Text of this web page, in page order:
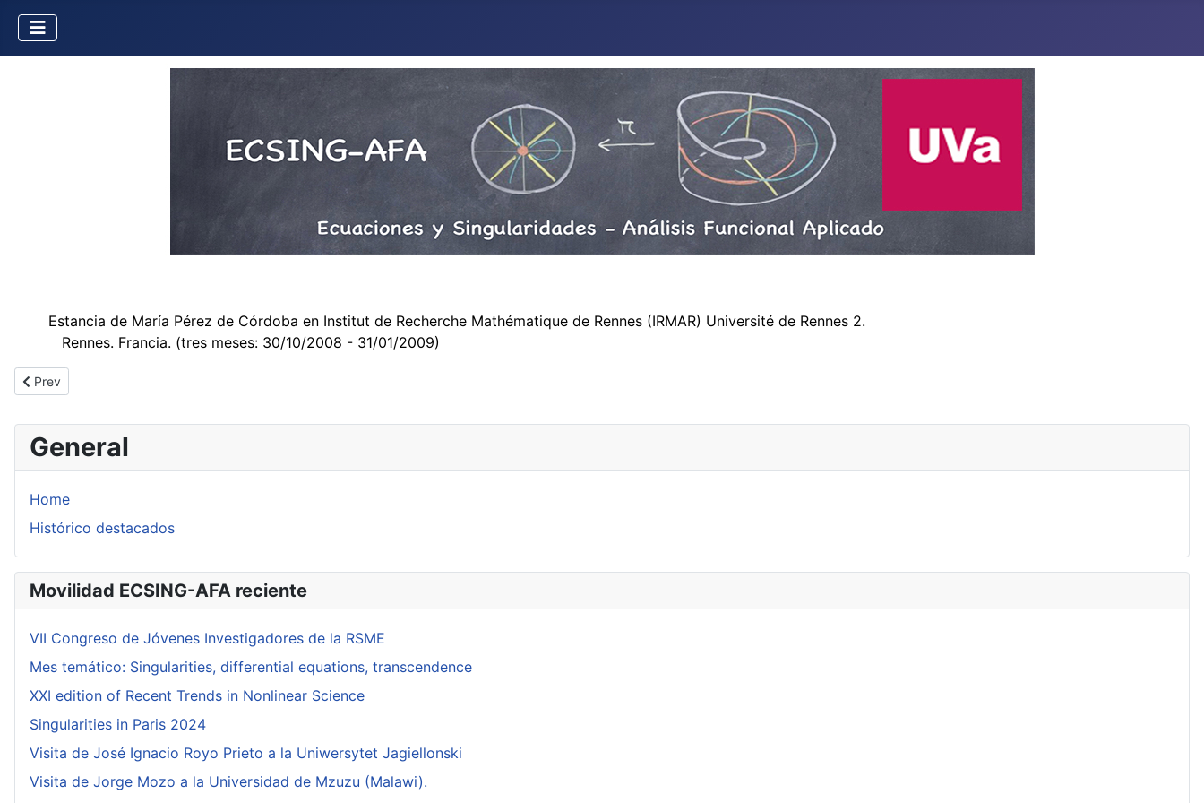
General
Home
Histórico destacados
Movilidad ECSING-AFA reciente
VII Congreso de Jóvenes Investigadores de la RSME
Mes temático: Singularities, differential equations, transcendence
XXI edition of Recent Trends in Nonlinear Science
Singularities in Paris 2024
Visita de José Ignacio Royo Prieto a la Uniwersytet Jagiellonski
Visita de Jorge Mozo a la Universidad de Mzuzu (Malawi).
Estancia de María Pérez de Córdoba en Institut de Recherche Mathématique de Rennes (IRMAR) Université de Rennes 2.
Rennes. Francia. (tres meses: 30/10/2008 - 31/01/2009)
Previous article: Misión de Á. Lozano a la USC
Prev